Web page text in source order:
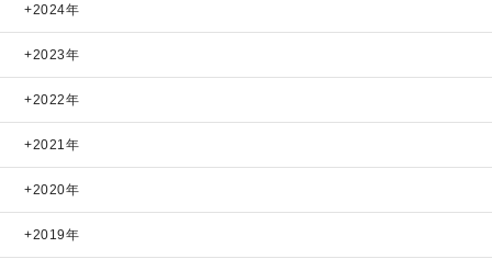
2024年
2023年
2022年
2021年
2020年
2019年